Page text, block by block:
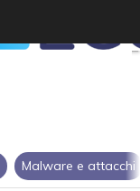
Malware e attacchi